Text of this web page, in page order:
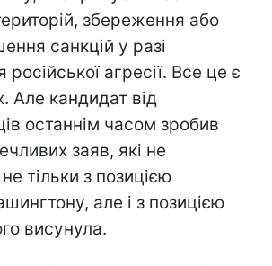
збереження або
санкцій у разі
агресії. Все це є
Але кандидат від
останнім часом зробив
заяв, які не
тільки з позицією
але і з позицією
висунула.